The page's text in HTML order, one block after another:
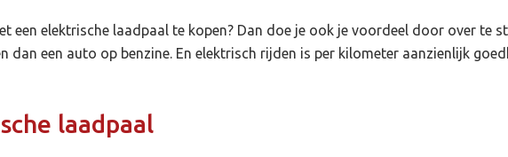
een elektrische laadpaal te kopen? Dan doe je ook je voordeel door over te
dan een auto op benzine. En elektrisch rijden is per kilometer aanzienlijk
laadpaal